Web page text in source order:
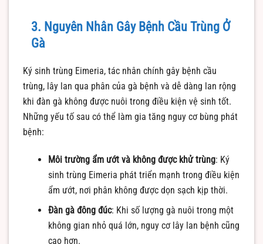
3. Nguyên Nhân Gây Bệnh Cầu Trùng Ở
Gà
Ký sinh trùng Eimeria, tác nhân chính gây bệnh cầu
trùng, lây lan qua phân của gà bệnh và dễ dàng lan rộng
khi đàn gà không được nuôi trong điều kiện vệ sinh tốt.
Những yếu tố sau có thể làm gia tăng nguy cơ bùng phát
bệnh:
Môi trường ẩm ướt và không được khử trùng: Ký
sinh trùng Eimeria phát triển mạnh trong điều kiện
ẩm ướt, nơi phân không được dọn sạch kịp thời.
Đàn gà đông đúc: Khi số lượng gà nuôi trong một
không gian nhỏ quá lớn, nguy cơ lây lan bệnh cũng
cao hơn.